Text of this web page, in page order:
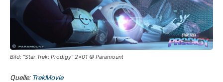
Bild: “Star Trek: Prodigy” 2×01 © Paramount
Quelle: TrekMovie